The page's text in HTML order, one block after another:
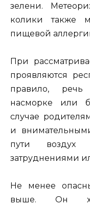
зелени.
колики также
пищевой
При
проявляются
правило,
насморке или
случае
и
пути воздух
затруднениями
Не менее
выше. Он